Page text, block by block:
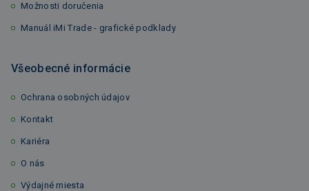
Možnosti doručenia
Manuál iMi Trade - grafické podklady
Všeobecné informácie
Ochrana osobných údajov
Kontakt
Kariéra
O nás
Výdajné miesta